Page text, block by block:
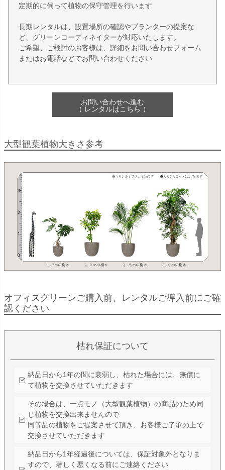
定期的に伺って植物の保守管理を行います
長期レンタルは、設置場所の確認やプランターの提案な
ど、グリーンコーディネイターが対応いたします。
ご希望、ご検討のお客様は、詳細をお問い合わせフォーム
またはお電話などでお問い合わせください
お問い合わせへ進む
（ レンタルはこちら ）
大型観葉植物大きさ参考
オフィスグリーンご購入前、レンタルご導入前にご確
認ください
枯れ保証について
納品日から1年の間に衰弱し、枯れた場合には、無償に
て植物を交換させていただきます
その場合は、一点モノ（大型観葉植物）の商品のため同
じ植物を交換出来ませんので
同等品の植物をご提案させて頂き、お客様ご了承の上で
交換させていただきます
納品日から1年経過後については、保証対象外となりま
すので、著しく悪くなる前にご連絡ください